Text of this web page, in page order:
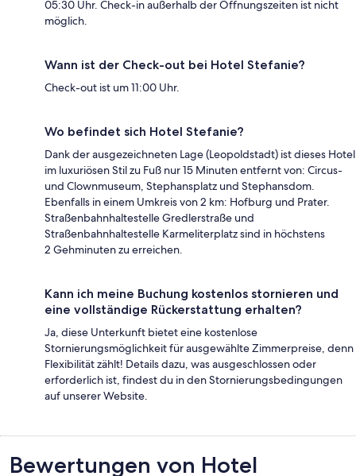
05:30 Uhr. Check-in außerhalb der Öffnungszeiten ist nicht
möglich.
Wann ist der Check-out bei Hotel Stefanie?
Check-out ist um 11:00 Uhr.
Wo befindet sich Hotel Stefanie?
Dank der ausgezeichneten Lage (Leopoldstadt) ist dieses Hotel
im luxuriösen Stil zu Fuß nur 15 Minuten entfernt von: Circus-
und Clownmuseum, Stephansplatz und Stephansdom.
Ebenfalls in einem Umkreis von 2 km: Hofburg und Prater.
Straßenbahnhaltestelle Gredlerstraße und
Straßenbahnhaltestelle Karmeliterplatz sind in höchstens
2 Gehminuten zu erreichen.
Kann ich meine Buchung kostenlos stornieren und
eine vollständige Rückerstattung erhalten?
Ja, diese Unterkunft bietet eine kostenlose
Stornierungsmöglichkeit für ausgewählte Zimmerpreise, denn
Flexibilität zählt! Details dazu, was ausgeschlossen oder
erforderlich ist, findest du in den Stornierungsbedingungen
auf unserer Website.
Bewertungen
Bewertungen von Hotel